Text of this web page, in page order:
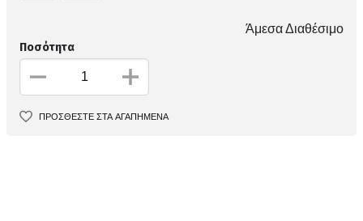
Άμεσα Διαθέσιμο
Ποσότητα
ΠΡΟΣΘΕΣΤΕ ΣΤΑ ΑΓΑΠΗΜΕΝΑ